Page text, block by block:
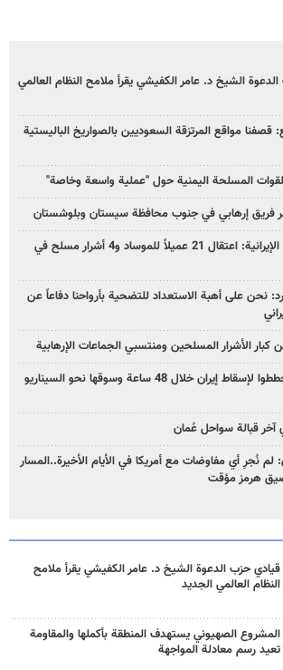
الشيخ د. عامر الكفيشي يقرأ ملامح النظام العالمي
مواقع المرتزقة السعوديين بالصواريخ الباليستية
المسلحة اليمنية حول "عملية واسعة وخاصة"
فريق إرهابي في جنوب محافظة سيستان وبلوشستان
وزارة الأمن الإيرانية: اعتقال 21 عميلاً للموساد و4 أشرار مسلح في
نحن على أهبة الاستعداد للتضحية بأرواحنا دفاعاً عن
بزشكيان: خططوا لإسقاط إيران خلال 48 ساعة وسوقها نحو السيناريو
قبالة سواحل عُمان
لم نُجرِ أي مفاوضات مع أمريكا في الأيام الأخيرة..المسار
هرمز مؤقت
قيادي حزب الدعوة الشيخ د. عامر الكفيشي يقرأ ملامح
النظام العالمي الجديد
المشروع الصهيوني يستهدف المنطقة بأكملها والمقاومة
تعيد رسم معادلة المواجهة